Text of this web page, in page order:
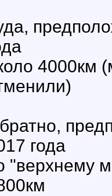
4000км
года
"верхнему